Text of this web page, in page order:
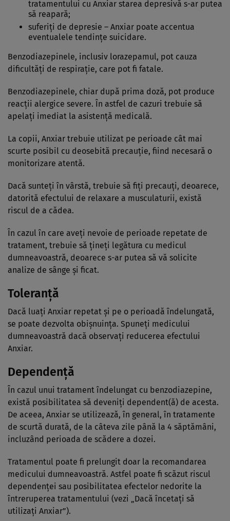
tratamentului cu Anxiar starea depresivă s-ar putea
să reapară;
suferiţi de depresie – Anxiar poate accentua
eventualele tendinţe suicidare.
Benzodiazepinele, inclusiv lorazepamul, pot cauza
dificultăţi de respiraţie, care pot fi fatale.
Benzodiazepinele, chiar după prima doză, pot produce
reacţii alergice severe. În astfel de cazuri trebuie să
apelaţi imediat la asistenţă medicală.
La copii, Anxiar trebuie utilizat pe perioade cât mai
scurte posibil cu deosebită precauţie, fiind necesară o
monitorizare atentă.
Dacă sunteţi în vârstă, trebuie să fiţi precauţi, deoarece,
datorită efectului de relaxare a musculaturii, există
riscul de a cădea.
În cazul în care aveţi nevoie de perioade repetate de
tratament, trebuie să ţineţi legătura cu medicul
dumneavoastră, deoarece s-ar putea să vă solicite
analize de sânge şi ficat.
Toleranţă
Dacă luaţi Anxiar repetat şi pe o perioadă îndelungată,
se poate dezvolta obişnuinţa. Spuneţi medicului
dumneavoastră dacă observaţi reducerea efectului
Anxiar.
Dependenţă
În cazul unui tratament îndelungat cu benzodiazepine,
există posibilitatea să deveniţi dependent(ă) de acesta.
De aceea, Anxiar se utilizează, în general, în tratamente
de scurtă durată, de la câteva zile până la 4 săptămâni,
incluzând perioada de scădere a dozei.
Tratamentul poate fi prelungit doar la recomandarea
medicului dumneavoastră. Astfel poate fi scăzut riscul
dependenţei sau posibilitatea efectelor nedorite la
întreruperea tratamentului (vezi „Dacă încetaţi să
utilizaţi Anxiar”).